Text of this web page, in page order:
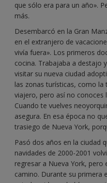
que sólo era para un año».
más.
Desembarcó en la Gran
en el extranjero de
vivía fuera». Los primeros
cocina. Trabajaba a destajo
visitar su nueva ciudad
las zonas turísticas, como la
viajero, pero así no conoces
Cuando te vuelves
asegura. En esa época no
trasiego de Nueva York,
Pasó dos años en la ciudad
navidades de 2000-2001
regresar a Nueva York, pero
camino. Durante su primera